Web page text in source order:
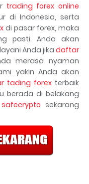
trading forex online
di Indonesia, serta
di pasar forex, maka
pasti. Anda akan
Anda jika daftar
merasa nyaman
yakin Anda akan
tading forex terbaik
berada di belakang
sekarang